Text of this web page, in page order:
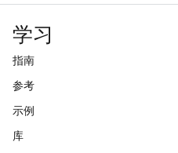
学习
指南
参考
示例
库